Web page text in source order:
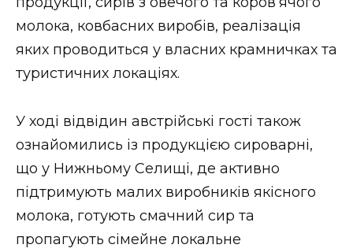
молока, ковбасних виробів, реалізація
яких проводиться у власних крамничках та
туристичних локаціях.
У ході відвідин австрійські гості також
ознайомились із продукцією сироварні,
що у Нижньому Селищі, де активно
підтримують малих виробників якісного
молока, готують смачний сир та
пропагують сімейне локальне